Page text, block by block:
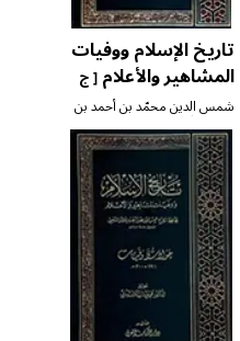
تاريخ الإسلام ووفيات
المشاهير والأعلام[ ج
٢٠ ]
شمس الدين محمّد بن أحمد بن
عثمان الذّهبي